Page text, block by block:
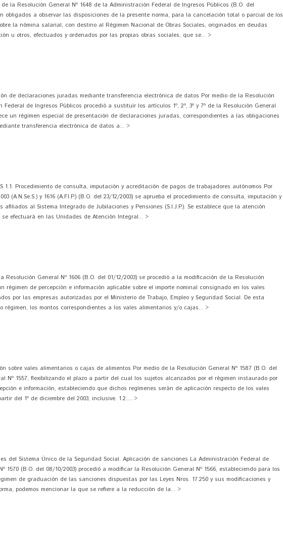
de la Resolución General Nº 1648 de la Administración Federal de Ingresos Públicos (B.O. del
obligados a observar las disposiciones de la presente norma, para la cancelación total o parcial de los
la nómina salarial, con destino al Régimen Nacional de Obras Sociales, originados en deudas
u otros, efectuados y ordenados por las propias obras sociales, que se... >
de declaraciones juradas mediante transferencia electrónica de datos Por medio de la Resolución
Federal de Ingresos Públicos procedió a sustituir los artículos 1º, 2º, 3º y 7º de la Resolución General
un régimen especial de presentación de declaraciones juradas, correspondientes a las obligaciones
transferencia electrónica de datos a... >
1.1. Procedimiento de consulta, imputación y acreditación de pagos de trabajadores autónomos Por
(A.N.Se.S.) y 1616 (A.F.I.P.) (B.O. del 23/12/2003) se aprueba el procedimiento de consulta, imputación y
al Sistema Integrado de Jubilaciones y Pensiones (S.I.J.P.). Se establece que la atención
efectuará en las Unidades de Atención Integral... >
la Resolución General Nº 1606 (B.O. del 01/12/2003) se procedió a la modificación de la Resolución
régimen de percepción e información aplicable sobre el importe nominal consignado en los vales
por las empresas autorizadas por el Ministerio de Trabajo, Empleo y Seguridad Social. De esta
los montos correspondientes a los vales alimentarios y/o cajas... >
sobre vales alimentarios o cajas de alimentos Por medio de la Resolución General Nº 1587 (B.O. del
Nº 1557, flexibilizando el plazo a partir del cual los sujetos alcanzados por el régimen instaurado por
e información, estableciendo que dichos regímenes serán de aplicación respecto de los vales
del 1º de diciembre del 2003, inclusive. 1.2.... >
del Sistema Único de la Seguridad Social. Aplicación de sanciones La Administración Federal de
1570 (B.O. del 08/10/2003) procedió a modificar la Resolución General Nº 1566, estableciendo para los
de graduación de las sanciones dispuestas por las Leyes Nros. 17.250 y sus modificaciones y
podemos mencionar la que se refiere a la reducción de la... >